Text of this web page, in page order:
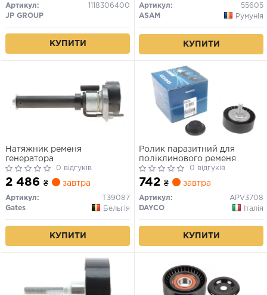
Артикул:
1118306400
JP GROUP
КУПИТИ
Артикул:
55605
ASAM
Румунія
КУПИТИ
Натяжник ременя
генератора
0 відгуків
2 486 ₴ завтра
Артикул:
T39087
Gates
Бельгія
КУПИТИ
Ролик паразитний для
поліклинового ременя
0 відгуків
742 ₴ завтра
Артикул:
APV3708
DAYCO
Італія
КУПИТИ